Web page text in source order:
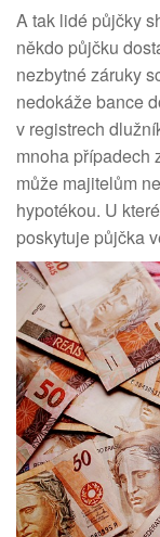
A tak lidé půjčky
někdo půjčku
nezbytné záruky
nedokáže bance
v registrech
mnoha případech
může majitelům
hypotékou. U
poskytuje půjčka